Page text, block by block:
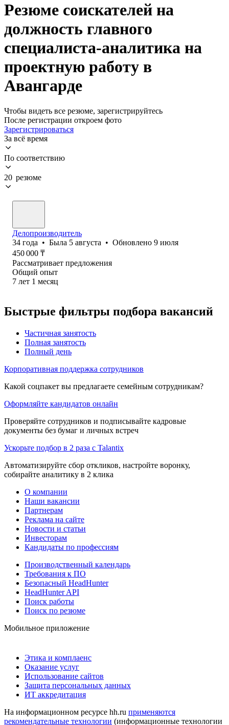
Резюме соискателей на
должность главного
специалиста-аналитика на
проектную работу в
Авангарде
Чтобы видеть все резюме, зарегистрируйтесь
После регистрации откроем фото
Зарегистрироваться
За всё время
По соответствию
20 резюме
Делопроизводитель
34 года • Была 5 августа • Обновлено 9 июля
450 000 ₸
Рассматривает предложения
Общий опыт
7 лет 1 месяц
Быстрые фильтры подбора вакансий
Частичная занятость
Полная занятость
Полный день
Корпоративная поддержка сотрудников
Какой соцпакет вы предлагаете семейным сотрудникам?
Оформляйте кандидатов онлайн
Проверяйте сотрудников и подписывайте кадровые
документы без бумаг и личных встреч
Ускорьте подбор в 2 раза с Talantix
Автоматизируйте сбор откликов, настройте воронку,
собирайте аналитику в 2 клика
О компании
Наши вакансии
Партнерам
Реклама на сайте
Новости и статьи
Инвесторам
Кандидаты по профессиям
Производственный календарь
Требования к ПО
Безопасный HeadHunter
HeadHunter API
Поиск работы
Поиск по резюме
Мобильное приложение
Этика и комплаенс
Оказание услуг
Использование сайтов
Защита персональных данных
ИТ аккредитация
На информационном ресурсе hh.ru применяются
рекомендательные технологии (информационные технологии